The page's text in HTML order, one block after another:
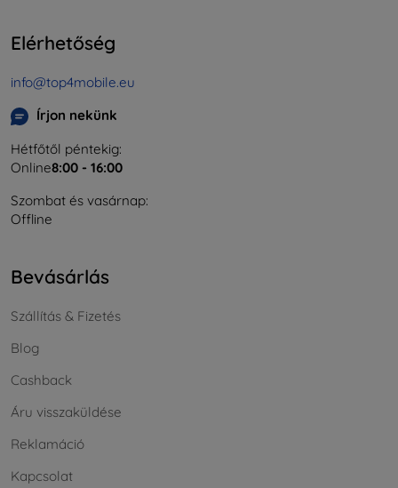
Elérhetőség
info@top4mobile.eu
Írjon nekünk
Hétfőtől péntekig:
Online8:00 - 16:00
Szombat és vasárnap:
Offline
Bevásárlás
Szállítás & Fizetés
Blog
Cashback
Áru visszaküldése
Reklamáció
Kapcsolat